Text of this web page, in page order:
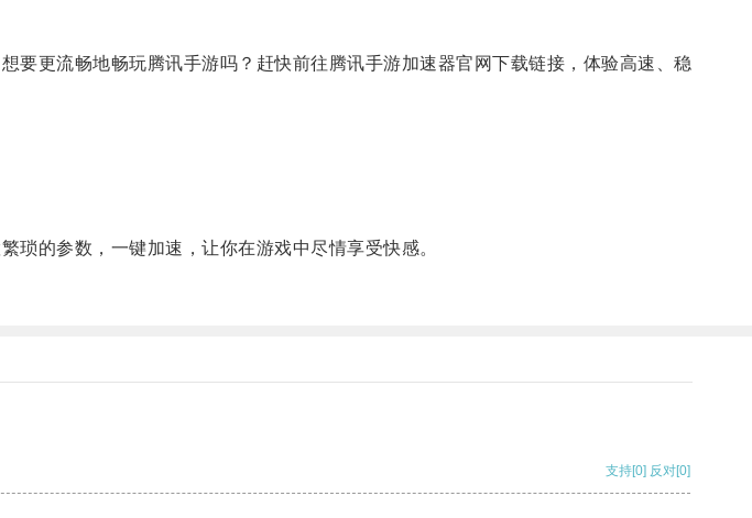
更流畅地畅玩腾讯手游吗？赶快前往腾讯手游加速器官网下载链接，体验高速、稳
的参数，一键加速，让你在游戏中尽情享受快感。
支持[0] 反对[0]